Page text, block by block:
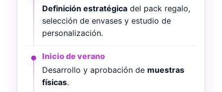
Definición estratégica del pack regalo,
selección de envases y estudio de
personalización.
Inicio de verano
Desarrollo y aprobación de muestras
físicas.